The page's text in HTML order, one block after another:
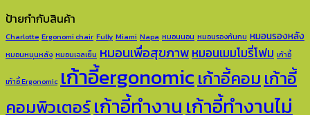
ป้ายกำกับสินค้า
Charlotte Ergonomi chair Fully Miami Napa หมอนนอน หมอนรองก้นกบ หมอนรองหลัง
หมอนหนุนหลัง หมอนเจลเย็น หมอนเพื่อสุขภาพหมอนเมมโมรี่โฟม เก้าอี้
เก้าอี้ Ergonomic เก้าอี้ergonomic เก้าอี้คอม เก้าอี้
คอมพิวเตอร์เก้าอี้ทำงานเก้าอี้ทำงานไม่